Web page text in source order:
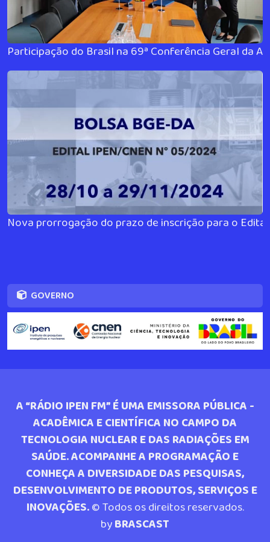
Participação do Brasil na 69ª Conferência Geral da
Nova prorrogação do prazo de inscrição para o
GOVERNO
A “RÁDIO IPEN FM” É UMA EMISSORA PÚBLICA -
ACADÊMICA E CIENTÍFICA NO CAMPO DA
TECNOLOGIA NUCLEAR E DAS RADIAÇÕES EM
SAÚDE. ACOMPANHE A PROGRAMAÇÃO E
CONHEÇA A DIVERSIDADE DAS PESQUISAS,
DESENVOLVIMENTO DE PRODUTOS, SERVIÇOS E
INOVAÇÕES.© Todos os direitos reservados.
byBRASCAST